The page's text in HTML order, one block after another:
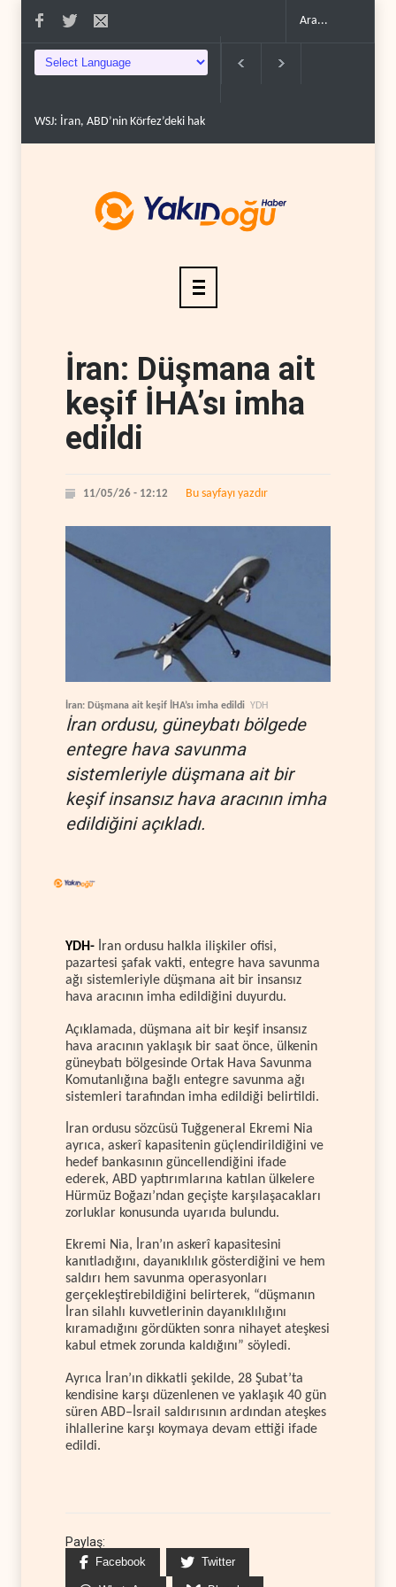
WSJ: İran, ABD’nin Körfez’deki hakimiyetini sona erdir..
İran: Düşmana ait
keşif İHA’sı imha
edildi
11/05/26 - 12:12 Bu sayfayı yazdır
İran: Düşmana ait keşif İHA’sı imha edildi YDH
İran ordusu, güneybatı bölgede
entegre hava savunma
sistemleriyle düşmana ait bir
keşif insansız hava aracının imha
edildiğini açıkladı.
YDH- İran ordusu halkla ilişkiler ofisi,
pazartesi şafak vakti, entegre hava savunma
ağı sistemleriyle düşmana ait bir insansız
hava aracının imha edildiğini duyurdu.
Açıklamada, düşmana ait bir keşif insansız
hava aracının yaklaşık bir saat önce, ülkenin
güneybatı bölgesinde Ortak Hava Savunma
Komutanlığına bağlı entegre savunma ağı
sistemleri tarafından imha edildiği belirtildi.
İran ordusu sözcüsü Tuğgeneral Ekremi Nia
ayrıca, askerî kapasitenin güçlendirildiğini ve
hedef bankasının güncellendiğini ifade
ederek, ABD yaptırımlarına katılan ülkelere
Hürmüz Boğazı’ndan geçişte karşılaşacakları
zorluklar konusunda uyarıda bulundu.
Ekremi Nia, İran’ın askerî kapasitesini
kanıtladığını, dayanıklılık gösterdiğini ve hem
saldırı hem savunma operasyonları
gerçekleştirebildiğini belirterek, “düşmanın
İran silahlı kuvvetlerinin dayanıklılığını
kıramadığını gördükten sonra nihayet ateşkesi
kabul etmek zorunda kaldığını” söyledi.
Ayrıca İran’ın dikkatli şekilde, 28 Şubat’ta
kendisine karşı düzenlenen ve yaklaşık 40 gün
süren ABD–İsrail saldırısının ardından ateşkes
ihlallerine karşı koymaya devam ettiği ifade
edildi.
Paylaş:
Facebook Twitter